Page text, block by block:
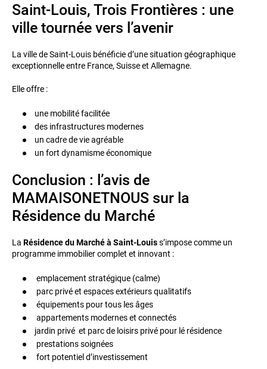
Saint-Louis, Trois Frontières : une
ville tournée vers l’avenir
La ville deSaint-Louis bénéficie d’une situation géographique
exceptionnelle entre France, Suisse et Allemagne.
Elle offre :
une mobilité facilitée
des infrastructures modernes
un cadre de vie agréable
un fort dynamisme économique
Conclusion : l’avis de
MAMAISONETNOUS sur la
Résidence du Marché
La Résidence du Marché à Saint-Louiss’impose comme un
programme immobilier complet et innovant :
emplacement stratégique (calme)
parc privé et espaces extérieurs qualitatifs
équipements pour tous les âges
appartements modernes et connectés
jardin privé et parc de loisirs privé pour lé résidence
prestations soignées
fort potentiel d’investissement